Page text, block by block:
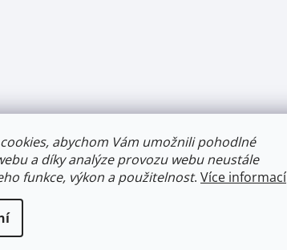
abychom Vám umožnili pohodlné
a díky analýze provozu webu neustále
funkce, výkon a použitelnost. Více informací